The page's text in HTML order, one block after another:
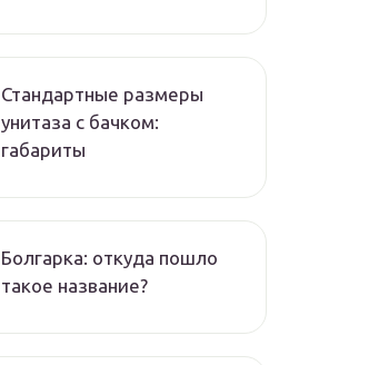
Стандартные размеры
унитаза с бачком:
габариты
Болгарка: откуда пошло
такое название?